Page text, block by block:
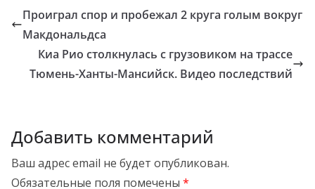
Проиграл спор и пробежал 2 круга голым вокруг
Макдональдса
Киа Рио столкнулась с грузовиком на трассе
Тюмень-Ханты-Мансийск. Видео последствий
Добавить комментарий
Ваш адрес email не будет опубликован.
Обязательные поля помечены *